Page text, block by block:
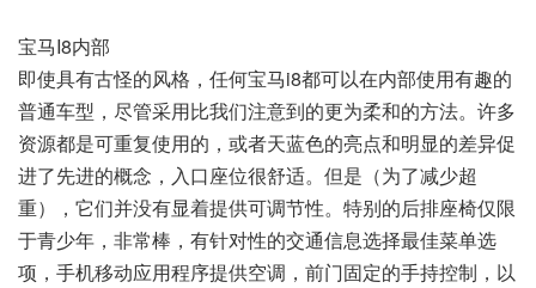
宝马I8内部
即使具有古怪的风格，任何宝马i8都可以在内部使用有趣的
普通车型，尽管采用比我们注意到的更为柔和的方法。许多
资源都是可重复使用的，或者天蓝色的亮点和明显的差异促
进了先进的概念，入口座位很舒适。但是（为了减少超
重），它们并没有显着提供可调节性。特别的后排座椅仅限
于青少年，非常棒，有针对性的交通信息选择最佳菜单选
项，手机移动应用程序提供空调，前门固定的手持控制，以